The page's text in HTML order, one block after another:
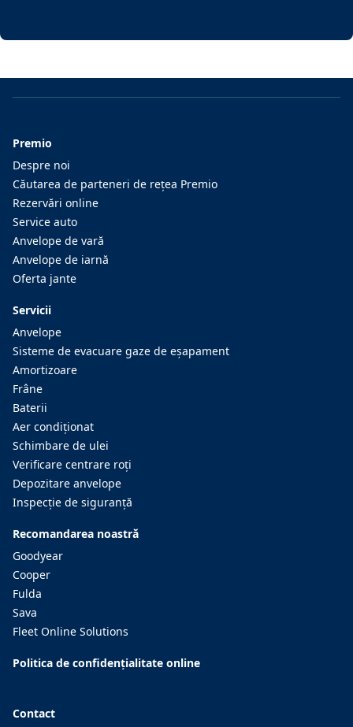
Premio
Despre noi
Căutarea de parteneri de reţea Premio
Rezervări online
Service auto
Anvelope de vară
Anvelope de iarnă
Oferta jante
Servicii
Anvelope
Sisteme de evacuare gaze de eşapament
Amortizoare
Frâne
Baterii
Aer condiţionat
Schimbare de ulei
Verificare centrare roţi
Depozitare anvelope
Inspecţie de siguranţă
Recomandarea noastră
Goodyear
Cooper
Fulda
Sava
Fleet Online Solutions
Politica de confidențialitate online
Contact